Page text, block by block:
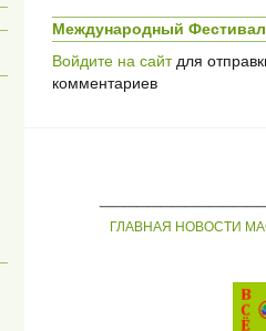
Международный
Войдите на сайтдля
комментариев
ГЛАВНАЯ НОВОСТИ